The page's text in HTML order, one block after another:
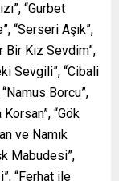
“Gurbet
“Serseri Aşık”,
Bir Kız Sevdim”,
Sevgili”, “Cibali
“Namus Borcu”,
“Gök
ve Namık
Mabudesi”,
“Ferhat ile